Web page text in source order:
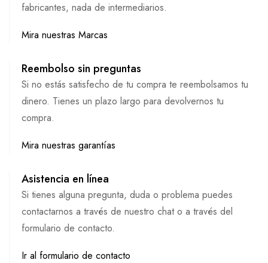
fabricantes, nada de intermediarios.
Mira nuestras Marcas
Reembolso sin preguntas
Si no estás satisfecho de tu compra te reembolsamos tu
dinero. Tienes un plazo largo para devolvernos tu
compra.
Mira nuestras garantías
Asistencia en línea
Si tienes alguna pregunta, duda o problema puedes
contactarnos a través de nuestro chat o a través del
formulario de contacto.
Ir al formulario de contacto